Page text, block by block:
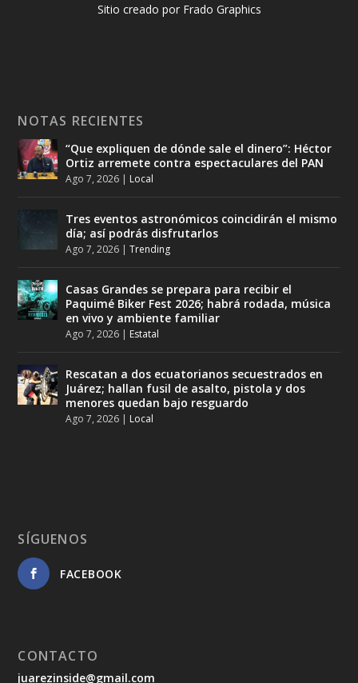
Sitio creado por Frado Graphics
NOTAS RECIENTES
“Que expliquen de dónde sale el dinero”: Héctor
Ortiz arremete contra espectaculares del PAN
Ago 7, 2026 | Local
Tres eventos astronómicos coincidirán el mismo
día; así podrás disfrutarlos
Ago 7, 2026 |Trending
Casas Grandes se prepara para recibir el
Paquimé Biker Fest 2026; habrá rodada, música
en vivo y ambiente familiar
Ago 7, 2026 | Estatal
Rescatan a dos ecuatorianos secuestrados en
Juárez; hallan fusil de asalto, pistola y dos
menores quedan bajo resguardo
Ago 7, 2026 | Local
SÍGUENOS
FACEBOOK
CONTACTO
juarezinside@gmail.com